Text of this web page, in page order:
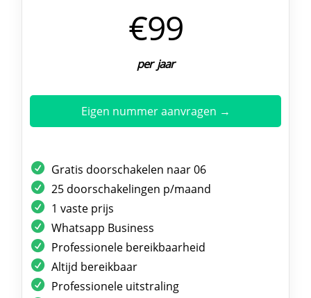
€99
per jaar
Eigen nummer aanvragen →
Gratis doorschakelen naar 06
25 doorschakelingen p/maand
1 vaste prijs
Whatsapp Business
Professionele bereikbaarheid
Altijd bereikbaar
Professionele uitstraling